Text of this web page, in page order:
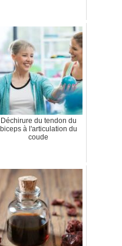
Déchirure du tendon du
biceps à l'articulation du
coude